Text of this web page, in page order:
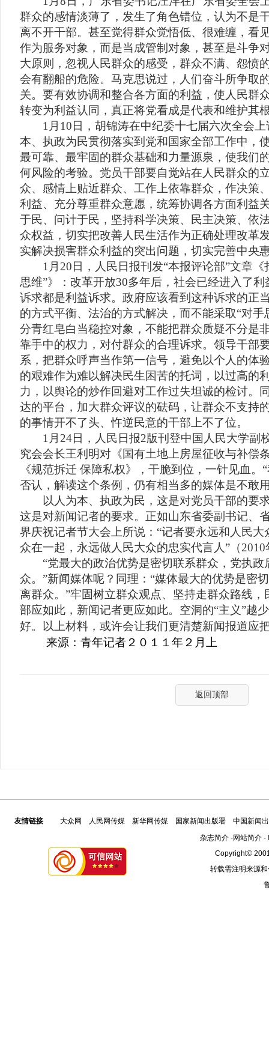
群众的感情淡薄了，发生了角色错位，认为不是
离不开干部。甚至觉得群众觉悟低、很难缠，看
作为服务对象，而是当成管制对象，甚至是斗争
大原则，忽视人民群众的感受，群众不满、怨愤
会有翻船的危险。马克思说过，人们奋斗所争取
关。要有效协调和整合各方面的利益，使人民群
转变为利益认同，真正将党看成是代表和维护其
1月10日，胡锦涛在中纪委十七届六次全会上
本、执政为民贯彻落实到党和国家全部工作中，
最可靠、最牢固的群众基础和力量源泉，使我们
何风险的考验。党员干部要自觉站在人民群众的
众、感情上贴近群众、工作上依靠群众，作决策
利益、充分尊重群众意愿，统筹协调各方面利益
于民、问计于民，坚持科学决策、民主决策、依
众权益，切实把改善人民生活作为正确处理改革
实解决损害群众利益的突出问题，切实完善中央
1月20日，人民日报刊发“本报评论部”文章《
思维”》：改革开放30多年后，社会已经进入了
诉求都是利益诉求。政府应该看到这种诉求的正
的方式平衡、法治的方式解决，而不能采取“对
分青红皂白当稳控对象，不能把群众质疑不分是
靠手中的权力，对付群众的合理诉求。领导干部
系，把群众呼声当作第一信号，避免以个人的体
的艰难作为难以解决民生困苦的托词，以过高的
力，以舆论的炒作回避对工作过失坦诚的检讨。
达的平台，加大群众评议的砝码，让群众不支持
的事情开不了头、忤逆民意的干部上不了位。
1月24日，人民日报2版刊登中国人民大学副
究会会长王利明对《国有土地上房屋征收与补偿
《规范拆迁 保障私权》，干脆到位，一针见血。
否认，解读这个条例，仍有相当多的媒体是不敢
以人为本、执政为民，这是对党员干部的要
这是对新闻记者的要求。正如山东省委副书记、
界庆祝记者节大会上所说：“记者要永远和人民
众在一起，永远做人民大众的忠实代言人”（
“党最大的政治优势是密切联系群众，党执政
众。”新闻媒体呢？同理：“媒体最大的优势是密
离群众。”牢固树立群众观点、坚持走群众路线
部应如此，新闻记者更应如此。空洞的“主义”越
好。以上材料，或许会让我们更清楚新闻报道应
来源：青年记者２０１１年２月上
返回顶部
友情链接 大众网 人民网传媒 新华网传媒 国家新闻出版署
中国新闻
杂志简介-网站简介-
Copyright©
转载需注明来源